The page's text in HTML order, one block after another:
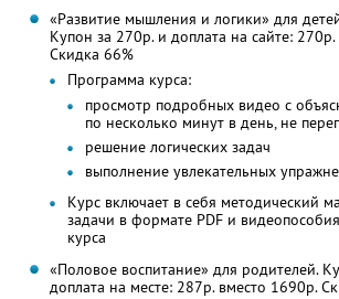
«Развитие мышления и логики» для
Купон за 270р. и доплата на сайте:
Скидка 66%
Программа курса:
просмотр подробных видео с
по несколько минут в день, не
решение логических задач
выполнение увлекательных
Курс включает в себя методический
задачи в формате PDF и
курса
«Половое воспитание» для родителей.
доплата на месте: 287р. вместо 1690р.